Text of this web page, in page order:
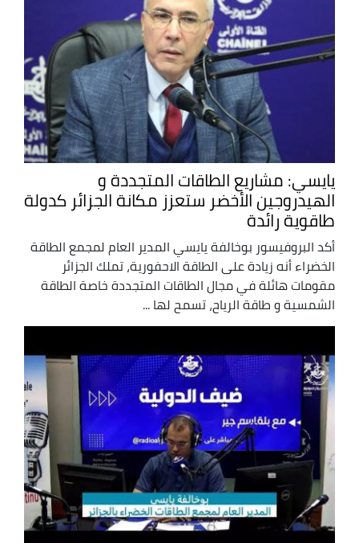
يايسي: مشاريع الطاقات المتجددة و
الهيدروجين الأخضر ستعزز مكانة الجزائر كدولة
طاقوية رائدة
أكد البروفيسور بوخالفة يايسي المدير العام لمجمع الطاقة
الخضراء أنه زيادة على الطاقة الاحفورية، تملك الجزائر
مقومات هائلة في مجال الطاقات المتجددة خاصة الطاقة
الشمسية و طاقة الرياح، تسمح لها ...